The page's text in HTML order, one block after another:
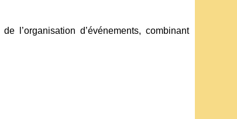
l’organisation d’événements, combinant